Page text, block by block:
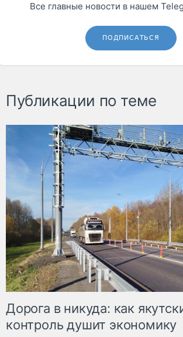
Все главные новости в нашем
ПОДПИСАТЬСЯ
Публикации по теме
Дорога в никуда: как
контроль душит экономику